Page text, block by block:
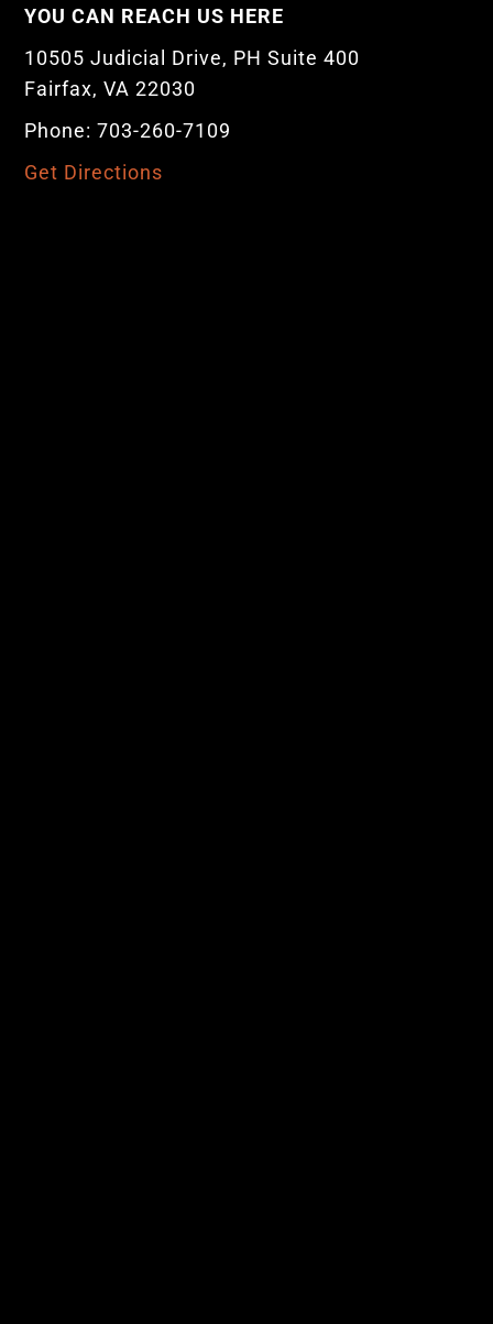
YOU CAN REACH US HERE
10505 Judicial Drive, PH Suite 400
Fairfax, VA 22030
Phone: 703-260-7109
Get Directions